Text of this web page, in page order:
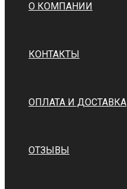
О КОМПАНИИ
КОНТАКТЫ
ОПЛАТА И ДОСТАВКА
ОТЗЫВЫ